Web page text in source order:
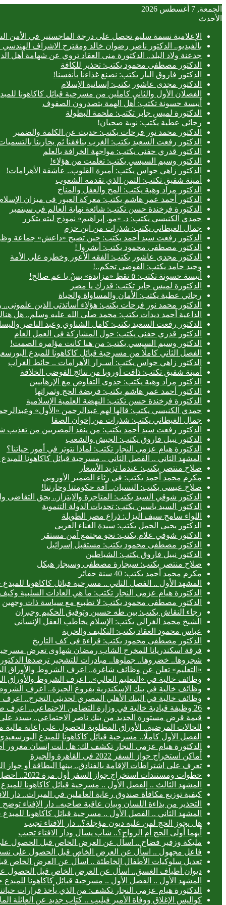
الجمعة, 7 أغسطس 2026
الأحدث
الإعلامية نسمة سليم تحصل على درجة الماجستير في الأمن
بالفيديو.. ‎الدكتور ناصر رضوان خالد ومقترح الاشراف الهندسي الفعلي على المباني
جدعنة ولاد البلد.. الدكتورة منى العقاد تروي عن شهامة أهل
الدكتور مصطفى محمود يكتب: تحذير للكافة
الدكتور فاروق الباز يكتب: نصنع غذاءنا بأنفسنا!
الدكتور مجدى عاشور يكتب: إنسانية الإسلام
الفصلان الأول والثاني كاملين من مسرحية قبائل كاكاهونا
أنيسة حسونة تكتب: أهل الهمة يتصدرون الصفوف
الدكتورة لميس جابر تكتب: ملحمة البطولة
رجائي عطية يكتب: نوبة صحيان!
الدكتور محمد نور فرحات يكتب: حديث عن الكلمة والضمير
الدكتور رفعت السعيد يكتب: الغرب ينافقنا ثم يحاربنا
الدكتور قدري حفني يكتب: مواجهة الخرافة بالعلم
الدكتور وسيم السيسي يكتب: تعلمت من هؤلاء!
الدكتور زاهي حواس يكتب: أميرة القلوب.. عاشقة الأهرامات!
أمينة شفيق تكتب: الثمن الذي تقدمه الشعوب
الدكتور مراد وهبة يكتب: المخ والعقل والمناخ
الدكتور أحمد عمر هاشم يكتب: معركة العبور فى ميزان
الدكتورة فرخندة حسن تكتب: شائعة نهاية العالم في سبتمبر
حمدي الكنيسي يكتب: د. «مو. إبراهيم» نموذج ليته يتكرر
جمال الغيطاني يكتب: شذرات من ابن حزم
الدكتور رفعت سيد أحمد يكتب: حين تصبح «داعش» جماعة
الدكتور مصطفى محمود يكتب: أبشروا !
الدكتور مجدى عاشور يكتب: الفقه الأعور وخطره على الأمة
وحيد حامد يكتب: الفوضى تحكم..!
أنيسة حسونة تكتب: ٥ نقط «مزايدة» بسْ يا عم صالح!
الدكتورة لميس جابر تكتب: قدرك يا مصر
رجائي عطية يكتب: الأمان والمساواة والحياة
الدكتور محمد نور فرحات يكتب: هؤلاء أساتذتى الذين علمونى..
الداعية أحمد ديدات يكتب: محمد صلى الله عليه وسلم.. هل
الدكتور رفعت السعيد يكتب: كامل الشناوي وعبد الناصر
الدكتور قدري حفني يكتب: حول المشاركة فى العمل العام
الدكتور وسيم السيسي يكتب: من هنا كانت مؤامرة الصمت!
الفصل الثاني كاملًا من مسرحية قبائل كاكاهونا للمبدع
الدكتور زاهي حواس يكتب: أسـرار الأهرامات .. حائط الغراب
أمينة شفيق تكتب: ذاقت أوروبا من نتائج الفوضى الخلاقة
الدكتور مراد وهبة يكتب: جدوى التفاوض مع الإرهابيين
الدكتور أحمد عمر هاشم يكتب: فريضة الحج وثمراتها
الدكتورة فرخندة حسن تكتب: النهضة العلمية الإسلامية
حمدي الكنيسي يكتب: قالها لهم عبدالرحمن «الأول»
جمال الغيطاني يكتب: شذرات من إخوان الصفا
الدكتور رفعت سيد أحمد يكتب: من ينقذ المصريين من تعذيب
الدكتور نبيل فاروق يكتب: الجيش والشعب
الدكتورة هيام عزمي النجار تكتب: لماذا نتوتر في أمور حياتنا؟
المشهد الثاني .. الفصل الثاني .. مسرحية قبائل كاكاهونا
صلاح منتصر يكتب: عندما تزيد الأسعار
مكرم محمد أحمد يكتب: في رثاء الضمير الأوروبي
صلاح عيسى يكتب: النسيان.. آفة حكومتنا وحارتنا!
الدكتور شوقي السيد يكتب: المتاجرة والابتزاز.. بحق التقاضى
الدكتور السيد ياسين يكتب: تحديات الدولة التنموية
اللواء سامح سيف اليزل: ذراع مصر الطويلة
الدكتور يحيى الجمل يكتب: سيدة الغناء العربى
الدكتور شوقي علام يكتب: نحو مجتمع آمن مستقر
الدكتور مصطفى محمود يكتب: مستقبل إسرائيل
الدكتور نبيل فاروق يكتب: الشياطين
صلاح منتصر يكتب: سيجارة مصطفى وسيجار هيكل
مكرم محمد أحمد يكتب: 40 سنة حفائر
المشهد الأول .. الفصل الثاني .. مسرحية قبائل كاكاهونا
الدكتورة هيام عزمي النجار تكتب: ما هي العادات السلبية
الدكتور مصطفى محمود يكتب: لا تطبيع مع سياسة ذات وجهين
رجاء النقاش يكتب: بين طه حسين وتوفيق الحكيم وجبران
الشيخ محمد الغزالي يكتب: الإسلام يخاطب العقل الإنساني
عباس محمود العقاد يكتب: التكليف والحرية
الدكتور مصطفى محمود يكتب: قراءة فى كف التاريخ
فرقة اسكندريانا للمخرج الشاب رمضان شهاوى تعرض
شجروها.. خضروها.. جملوها.. مبادرات للتشجير ترصدها
«التعليم» تعلن عن وظائف شاغرة.. اعرف الشروط والأوراق
وظائف خالية في «التعليم العالي».. اعرف الشروط والأوراق
وظائف خالية في بنك الإسكندرية بفروع الجيزة.. اعرف
وظائف خالية في البنك الأهلي المصري لحديثي التخرج..
26 وظيفة قيادية خالية في وزارة التضامن الاجتماعي.. اعرف طريقة التقديم
قيمة قرض مستورة الجديد من بنك ناصر الاجتماعي.. يسدد على 3
للحالات المرضية.. الأوراق المطلوبة للحصول على إعانة مالية
الفصل الأول كاملًا.. مسرحية قبائل كاكاهونا للمبدع
الدكتورة هيام عزمي النجار تكشف لك: هل أنت إنسان مغرور
أماكن استخراج جواز السفر 2022 في القاهرة والجيزة
تعرف على اشتراطات الإقامة بالفنادق.. بينها البطاقة أو جواز
خطوات ومستندات استخراج جواز السفر أول مرة 2022.. احصل عليه خلال 24 ساعة
المشهد الثالث .. الفصل الأول .. مسرحية قبائل كاكاهونا
كيفية توزيع مكافأة صندوق رعاية العاملين في الميراث.. دار
التحذير من بذاءة اللسان وبيان عاقبة صاحبه.. دار الإفتاء
المشهد الثاني .. الفصل الأول .. مسرحية قبائل كاكاهونا
هل يجوز الحج لمن عليه ديون مؤجلة؟.. دار الافتاء تجيب
أيهما أولى الحج أم الزواج؟.. شاب يسأل ودار الافتاء تجيب
مليكة وزفير فضاح .. اسأل عن العرض الخاص قبل الحصول
فاعل مجهول .. اسأل عن العرض الخاص قبل الحصول على
تعديل سلوكيات الأطفال الخاطئة .. اسأل عن العرض الخاص
ديوان أطياف الغسق.. اسأل عن العرض الخاص قبل الحصول
المشهد الأول .. الفصل الأول .. مسرحية قبائل كاكاهونا
الدكتورة هيام عزمي النجار تكشف: من الذي يأخذ قرارات
كواليس الإغلاق ووفاة الأمير فيليب .. كتاب جديد عن العائلة